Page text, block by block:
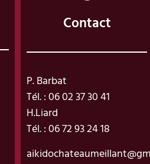
Contact
P. Barbat
Tél. : 06 02 37 30 41
H.Liard
Tél. : 06 72 93 24 18